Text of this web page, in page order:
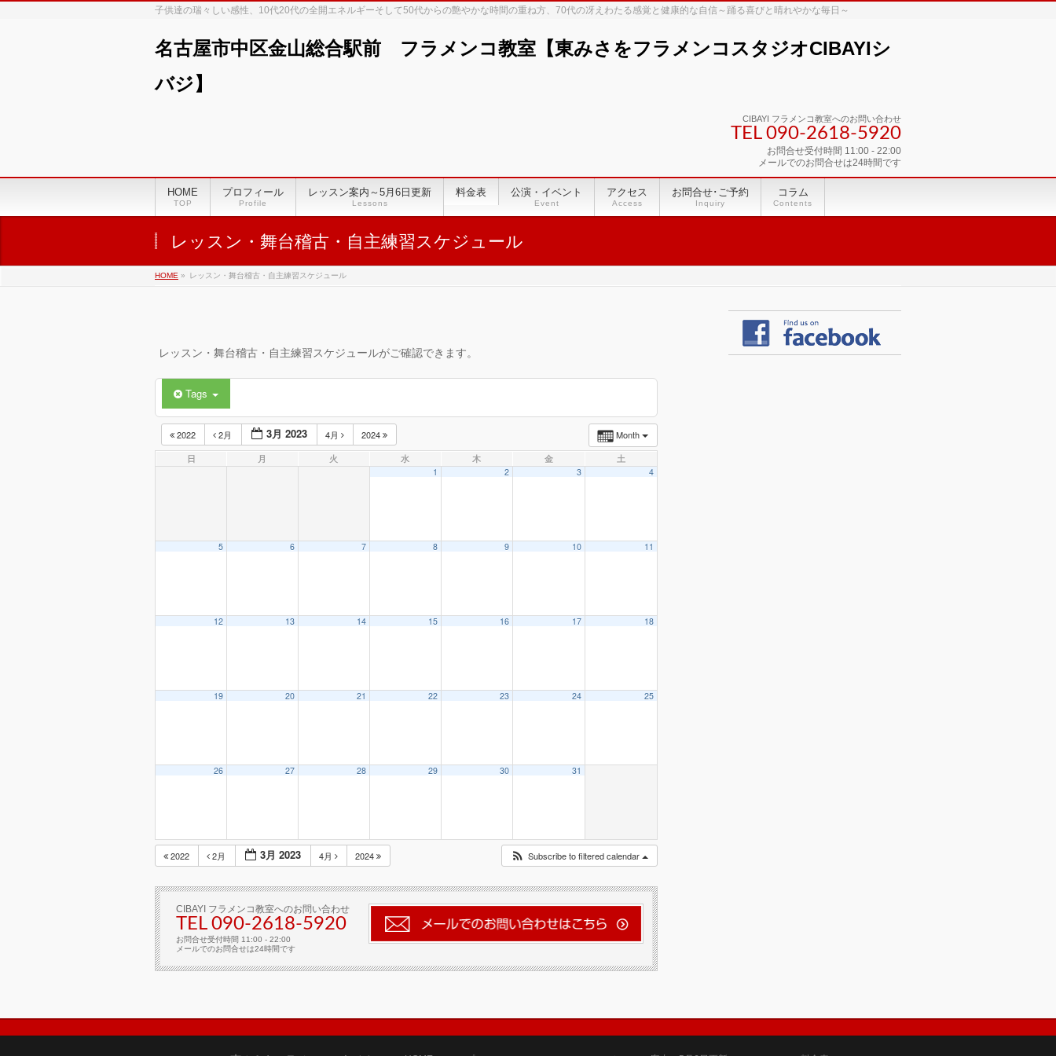
子供達の瑞々しい感性、10代20代の全開エネルギーそして50代からの艶やかな時間の重ね方、70代の冴えわたる感覚と健康的な自信～踊る喜びと晴れやかな毎日～
名古屋市中区金山総合駅前 フラメンコ教室【東みさをフラメンコスタジオCIBAYIシ
バジ】
CIBAYI フラメンコ教室へのお問い合わせ
TEL 090-2618‐5920
お問合せ受付時間 11:00 - 22:00
メールでのお問合せは24時間です
HOME
TOP
プロフィール
Profile
レッスン案内～5月6日更新
Lessons
料金表 公演・イベント
Event
アクセス
Access
お問合せ･ご予約
Inquiry
コラム
Contents
レッスン・舞台稽古・自主練習スケジュール
HOME » レッスン・舞台稽古・自主練習スケジュール
レッスン・舞台稽古・自主練習スケジュールがご確認できます。
Tags
Month
2022 2月 3月 2023 4月
2024
日
月 火 水 木 金 土
1 2 3 4
5 6 7 8 9 10 11
12 13 14 15 16 17 18
19 20 21 22 23 24 25
26 27 28 29 30 31
2022 2月 3月 2023 4月 2024 Subscribe to filtered calendar
CIBAYI フラメンコ教室へのお問い合わせ
TEL 090-2618‐5920
お問合せ受付時間 11:00 - 22:00
メールでのお問合せは24時間です